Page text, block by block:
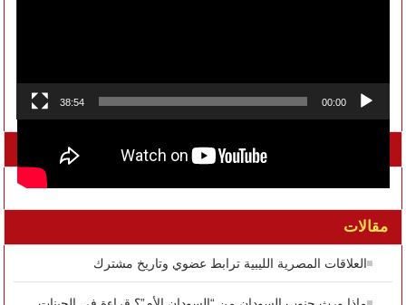
00:00
38:54
تواصل معنا على الفيسبوك
مقالات
العلاقات المصرية الليبية ترابط عضوي وتاريخ مشترك